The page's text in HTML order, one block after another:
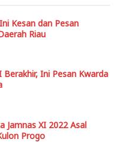
Kesan dan Pesan
Riau
Berakhir, Ini Pesan Kwarda
Jamnas XI 2022 Asal
Progo